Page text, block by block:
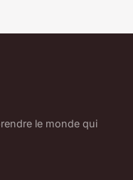
le monde qui